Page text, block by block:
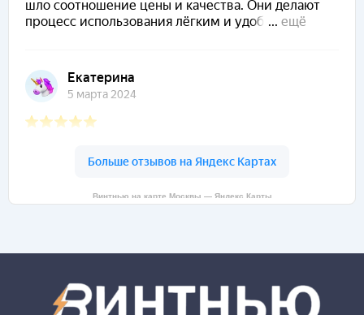
Винтнью на карте Москвы — Яндекс Карты